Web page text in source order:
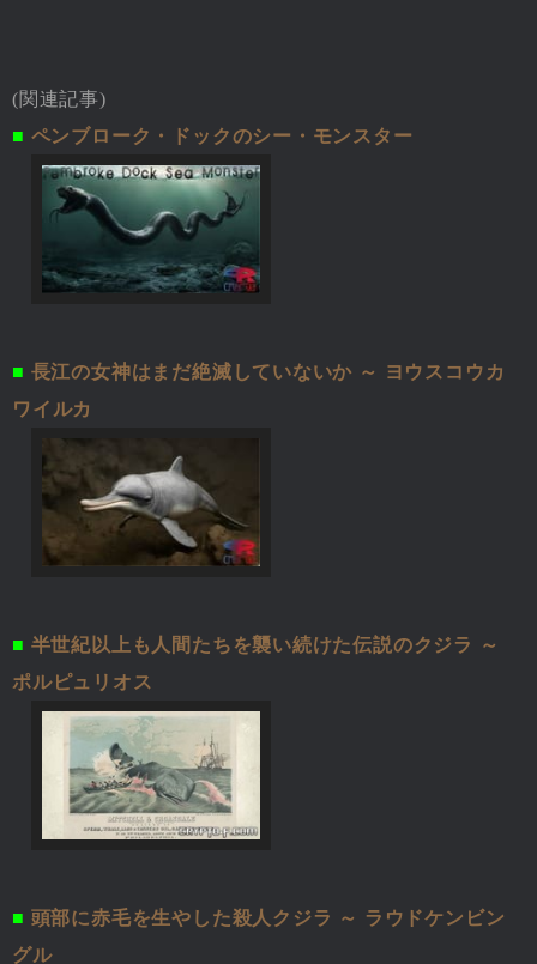
(関連記事)
■ ペンブローク・ドックのシー・モンスター
■ 長江の女神はまだ絶滅していないか ～ ヨウスコウカ
ワイルカ
■ 半世紀以上も人間たちを襲い続けた伝説のクジラ ～
ポルピュリオス
■ 頭部に赤毛を生やした殺人クジラ ～ ラウドケンビン
グル